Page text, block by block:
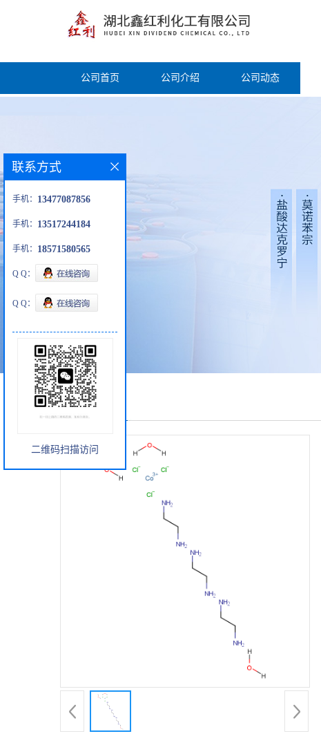
公司首页 公司介绍 公司动态
产品展厅
联系方式
手机： 13477087856
手机： 13517244184
手机： 18571580565
Q Q：
Q Q：
二维码扫描访问